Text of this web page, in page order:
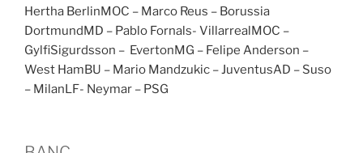
Hertha BerlinMOC – Marco Reus – Borussia
DortmundMD – Pablo Fornals- VillarrealMOC –
GylfiSigurdsson – EvertonMG – Felipe Anderson –
West HamBU – Mario Mandzukic – JuventusAD – Suso
– MilanLF- Neymar – PSG